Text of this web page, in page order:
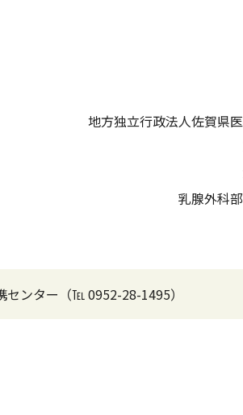
地方独立行政法人佐賀県
乳腺外科
ンター（℡ 0952-28-1495）